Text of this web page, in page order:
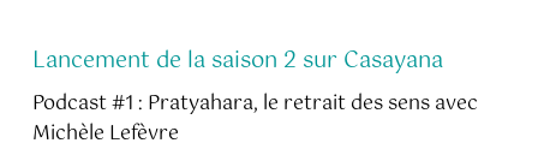
Lancement de la saison 2 sur Casayana
Podcast #1 : Pratyahara, le retrait des sens avec
Michèle Lefèvre